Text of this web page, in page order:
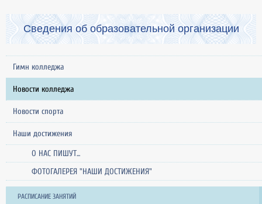
Сведения об образовательной организации
Гимн колледжа
Новости колледжа
Новости спорта
Наши достижения
О НАС ПИШУТ...
ФОТОГАЛЕРЕЯ "НАШИ ДОСТИЖЕНИЯ"
РАСПИСАНИЕ ЗАНЯТИЙ